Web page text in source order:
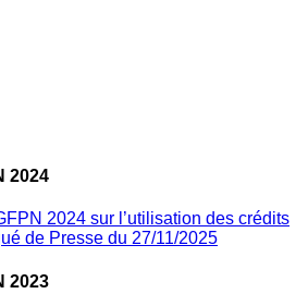
2024
2024 sur l’utilisation des crédits
de Presse du 27/11/2025
2023